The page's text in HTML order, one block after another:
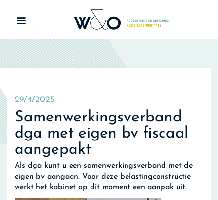
29/4/2025
Samenwerkingsverband
dga met eigen bv fiscaal
aangepakt
Als dga kunt u een samenwerkingsverband met de
eigen bv aangaan. Voor deze belastingconstructie
werkt het kabinet op dit moment een aanpak uit.